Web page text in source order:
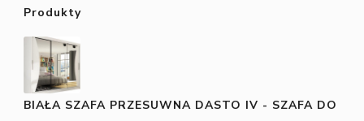
Produkty
BIAŁA SZAFA PRZESUWNA DASTO IV - SZAFA DO